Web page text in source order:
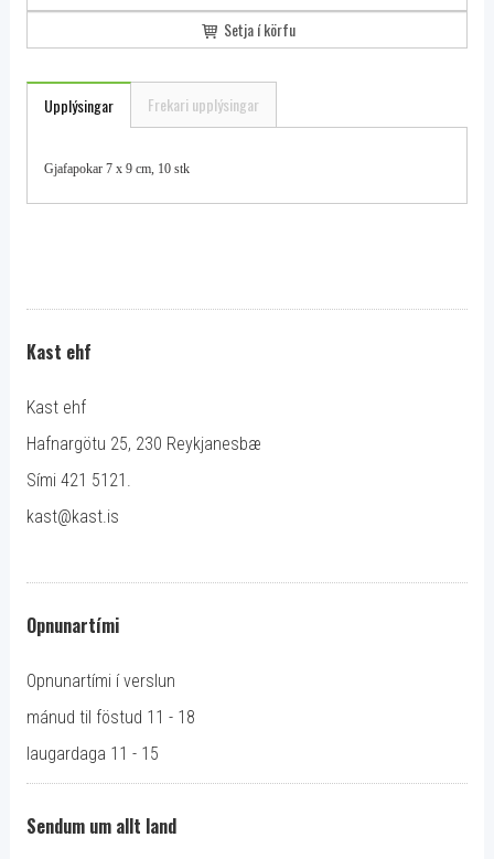
Setja í körfu
Upplýsingar Frekari upplýsingar
Gjafapokar 7 x 9 cm, 10 stk
Kast ehf
Kast ehf
Hafnargötu 25, 230 Reykjanesbæ
Sími 421 5121.
kast@kast.is
Opnunartími
Opnunartími í verslun
mánud til föstud 11 - 18
laugardaga 11 - 15
Sendum um allt land